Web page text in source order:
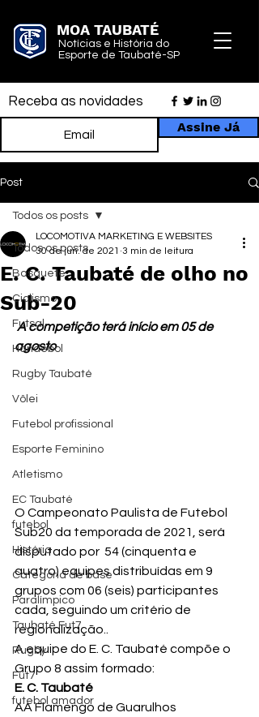
MOA TAUBATÉ
Notícias e História do
Esporte de Taubaté-SP
Receba as novidades
Assine Já
Post
Todos os posts
Basquete
Ciclismo
Futsal
Handebol
Rugby Taubaté
Vôlei
Futebol profissional
Esporte Feminino
Atletismo
EC Taubaté
futebol
História
Categoria de base
Paralímpico
Taubaté Fut7
Rugby
Fut7
futebol amador
Todos os posts
E. C. Taubaté de olho no
Sub-20
LOCOMOTIVA MARKETING E WEBSITES
30 de jun. de 2021 3 min de leitura
A competição terá início em 05 de
agosto
O Campeonato Paulista de Futebol
Sub20 da temporada de 2021, será
disputado por  54 (cinquenta e
quatro) equipes distribuídas em 9
grupos com 06 (seis) participantes
cada, seguindo um critério de
regionalização..
A equipe do E. C. Taubaté compõe o
Grupo 8 assim formado:
E. C. Taubaté
AA Flamengo de Guarulhos